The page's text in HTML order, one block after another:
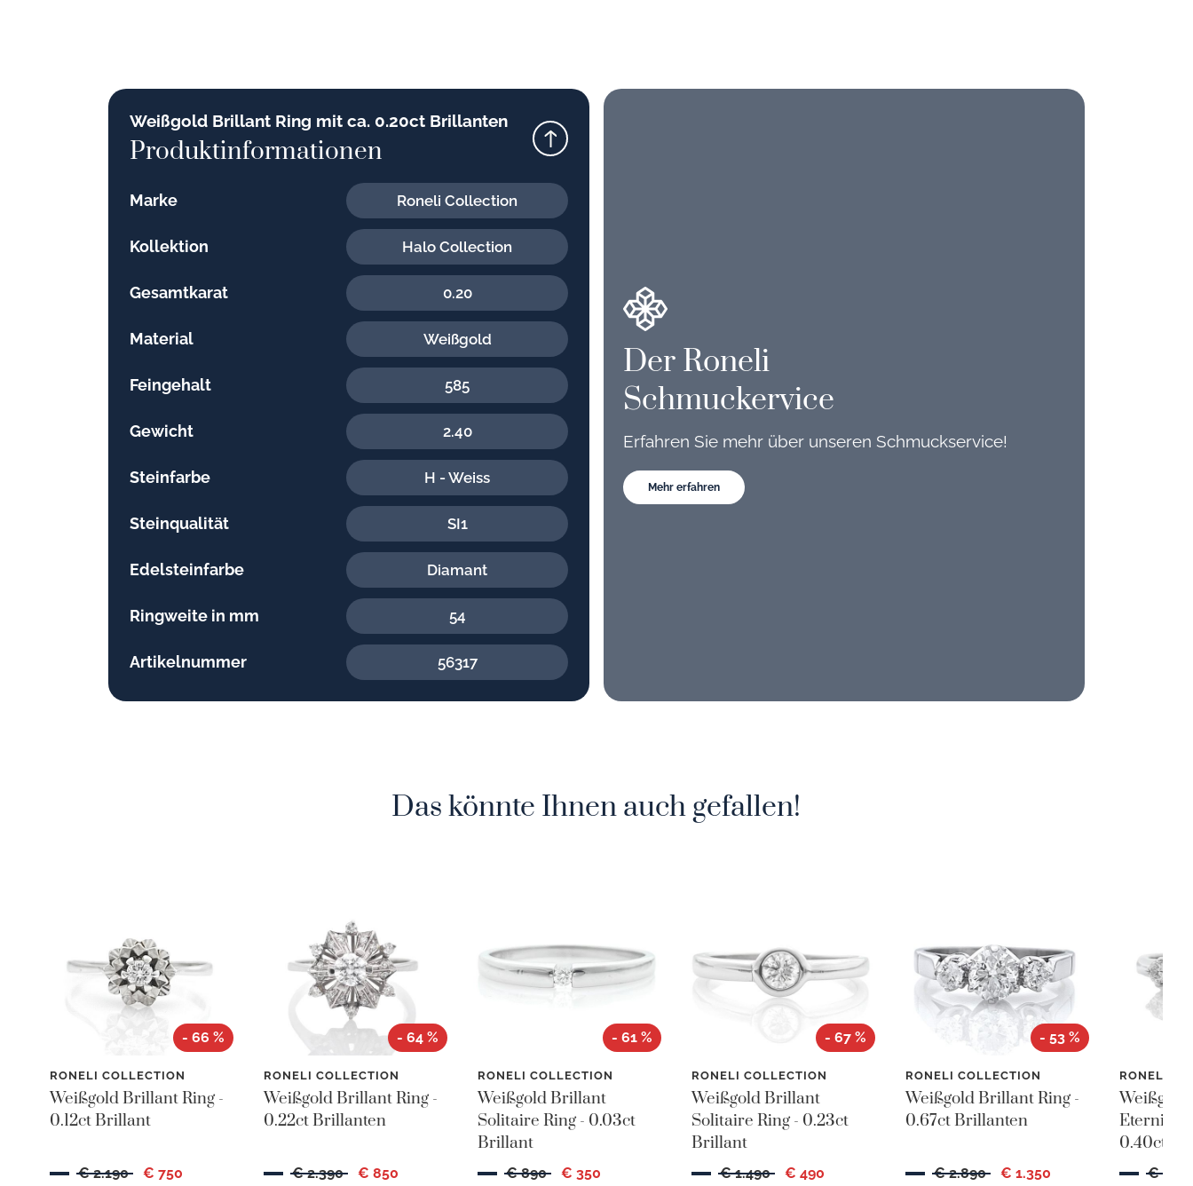
Weißgold Brillant Ring mit ca. 0.20ct Brillanten
Produktinformationen
Marke Roneli Collection
Kollektion Halo Collection
Gesamtkarat 0.20
Material Weißgold
Feingehalt 585
Gewicht 2.40
Steinfarbe H - Weiss
Steinqualität SI1
Edelsteinfarbe Diamant
Ringweite in mm 54
Artikelnummer 56317
Der Roneli
Schmuckervice
Erfahren Sie mehr über unseren Schmuckservice!
Mehr erfahren
Das könnte Ihnen auch gefallen!
- 66 %
RONELI COLLECTION
Weißgold Brillant Ring -
0.12ct Brillant
€ 2.190 € 750
- 64 %
RONELI COLLECTION
Weißgold Brillant Ring -
0.22ct Brillanten
€ 2.390 € 850
- 61 %
RONELI COLLECTION
Weißgold Brillant
Solitaire Ring - 0.03ct
Brillant
€ 890 € 350
- 67 %
RONELI COLLECTION
Weißgold Brillant
Solitaire Ring - 0.23ct
Brillant
€ 1.490 € 490
- 53 %
RONELI COLLECTION
Weißgold Brillant Ring -
0.67ct Brillanten
€ 2.890 € 1.350
RONELI
Eternity
0.40ct
€